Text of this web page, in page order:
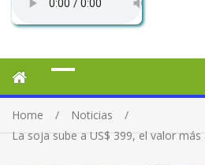
Home
Noticias
La soja sube a US$ 399, el valor